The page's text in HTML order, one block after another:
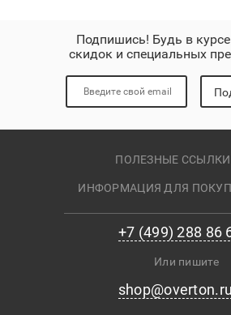
Подпишись! Будь в
скидок и специальных
ПОЛЕЗНЫЕ ССЫЛКИ
ИНФОРМАЦИЯ ДЛЯ
+7 (499) 288 86
Или пишите
shop@overton.ru